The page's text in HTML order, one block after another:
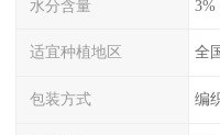
水分含量 3%
适宜种植地区 全
包装方式 编